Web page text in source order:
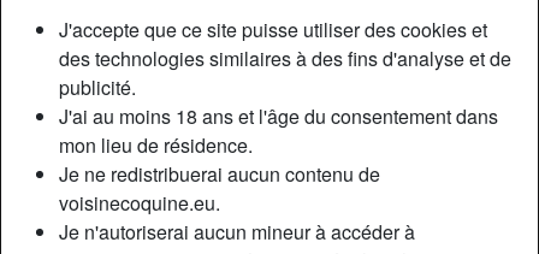
J'accepte que ce site puisse utiliser des cookies et
des technologies similaires à des fins d'analyse et de
publicité.
J'ai au moins 18 ans et l'âge du consentement dans
mon lieu de résidence.
Je ne redistribuerai aucun contenu de
voisinecoquine.eu.
Je n'autoriserai aucun mineur à accéder à
Nickname:
RosyLaurine